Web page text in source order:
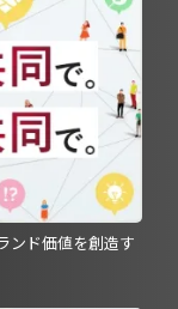
ンド価値を創造す